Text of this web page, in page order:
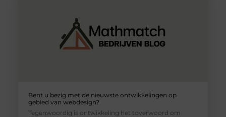
Bent u bezig met de nieuwste ontwikkelingen op
gebied van webdesign?
Tegenwoordig is ontwikkeling het toverwoord om